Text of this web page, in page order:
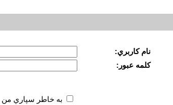
نام كاربري:
كلمه عبور:
به خاطر سپاري من